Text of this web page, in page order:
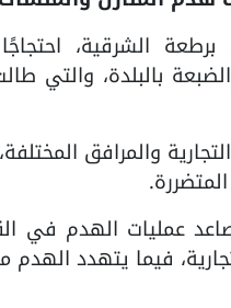
برطعة الشرقية،
بالبلدة، والتي
والمرافق
عمليات الهدم في
فيما يتهدد